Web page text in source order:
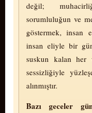
değil;
sorumluluğun ve
göstermek, insan
insan eliyle bir
suskun kalan her
sessizliğiyle
alınmıştır.
Bazı geceler